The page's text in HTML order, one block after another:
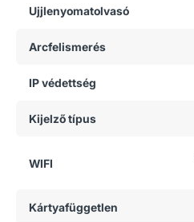
Ujjlenyomatolvasó
Arcfelismerés
IP védettség
Kijelző típus
WIFI
Kártyafüggetlen